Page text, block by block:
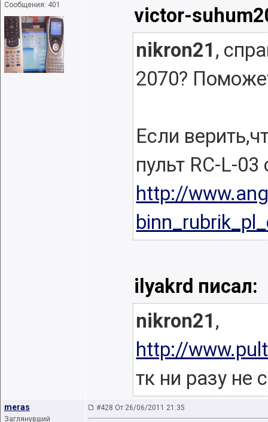
Сообщения: 401
victor-
nikron21 ,
2070?
Если
пульт RC-L-
http://
ilyakrd писал:
nikron21 ,
http://
тк ни разу не
meras
Заглянувший
#428 От 26/06/2011 21:35